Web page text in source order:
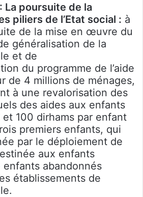
La poursuite de la
piliers de l’Etat social : à
de la mise en œuvre du
généralisation de la
et de
du programme de l’aide
de 4 millions de ménages,
à une revalorisation des
des aides aux enfants
100 dirhams par enfant
premiers enfants, qui
par le déploiement de
aux enfants
abandonnés
établissements de